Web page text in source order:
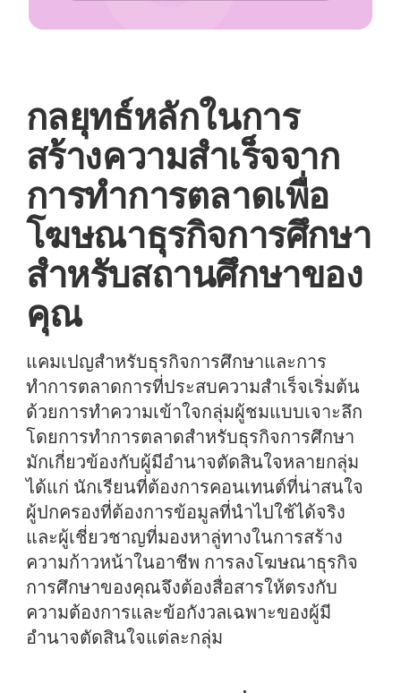
กลยุทธ์หลักในการ
สร้างความสำเร็จจาก
การทำการตลาดเพื่อ
โฆษณาธุรกิจการศึกษา
สำหรับสถานศึกษาของ
คุณ
แคมเปญสำหรับธุรกิจการศึกษาและการ
ทำการตลาดการที่ประสบความสำเร็จเริ่มต้น
ด้วยการทำความเข้าใจกลุ่มผู้ชมแบบเจาะลึก
โดยการทำการตลาดสำหรับธุรกิจการศึกษา
มักเกี่ยวข้องกับผู้มีอำนาจตัดสินใจหลายกลุ่ม
ได้แก่ นักเรียนที่ต้องการคอนเทนต์ที่น่าสนใจ
ผู้ปกครองที่ต้องการข้อมูลที่นำไปใช้ได้จริง
และผู้เชี่ยวชาญที่มองหาลู่ทางในการสร้าง
ความก้าวหน้าในอาชีพ การลงโฆษณาธุรกิจ
การศึกษาของคุณจึงต้องสื่อสารให้ตรงกับ
ความต้องการและข้อกังวลเฉพาะของผู้มี
อำนาจตัดสินใจแต่ละกลุ่ม